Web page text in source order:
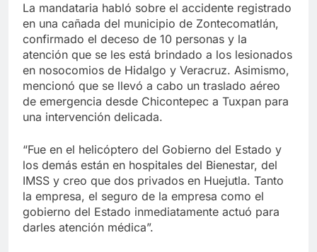
La mandataria habló sobre el accidente registrado
en una cañada del municipio de Zontecomatlán,
confirmado el deceso de 10 personas y la
atención que se les está brindado a los lesionados
en nosocomios de Hidalgo y Veracruz. Asimismo,
mencionó que se llevó a cabo un traslado aéreo
de emergencia desde Chicontepec a Tuxpan para
una intervención delicada.
“Fue en el helicóptero del Gobierno del Estado y
los demás están en hospitales del Bienestar, del
IMSS y creo que dos privados en Huejutla. Tanto
la empresa, el seguro de la empresa como el
gobierno del Estado inmediatamente actuó para
darles atención médica”.